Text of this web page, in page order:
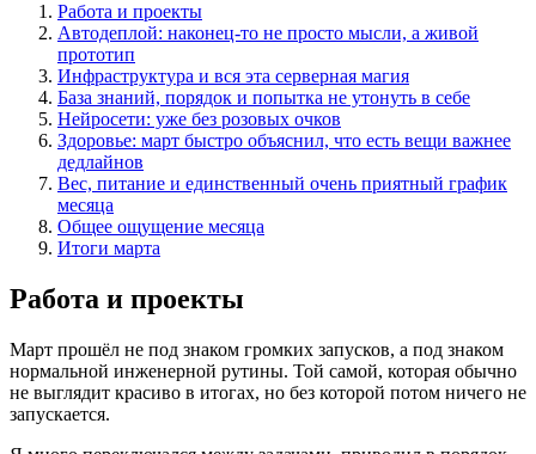
Работа и проекты
Автодеплой: наконец-то не просто мысли, а живой
прототип
Инфраструктура и вся эта серверная магия
База знаний, порядок и попытка не утонуть в себе
Нейросети: уже без розовых очков
Здоровье: март быстро объяснил, что есть вещи важнее
дедлайнов
Вес, питание и единственный очень приятный график
месяца
Общее ощущение месяца
Итоги марта
Работа и проекты
Март прошёл не под знаком громких запусков, а под знаком
нормальной инженерной рутины. Той самой, которая обычно
не выглядит красиво в итогах, но без которой потом ничего не
запускается.